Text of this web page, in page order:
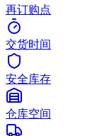
再订购点
交货时间
安全库存
仓库空间